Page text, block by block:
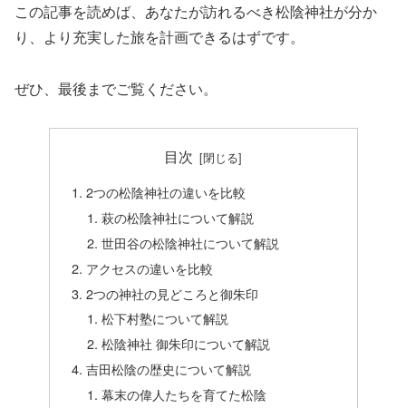
この記事を読めば、あなたが訪れるべき松陰神社が分か
り、より充実した旅を計画できるはずです。
ぜひ、最後までご覧ください。
目次
2つの松陰神社の違いを比較
萩の松陰神社について解説
世田谷の松陰神社について解説
アクセスの違いを比較
2つの神社の見どころと御朱印
松下村塾について解説
松陰神社 御朱印について解説
吉田松陰の歴史について解説
幕末の偉人たちを育てた松陰